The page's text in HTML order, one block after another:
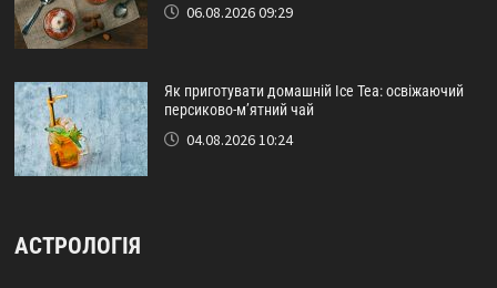
06.08.2026 09:29
Як приготувати домашній Ice Tea: освіжаючий
персиково-м’ятний чай
04.08.2026 10:24
АСТРОЛОГІЯ